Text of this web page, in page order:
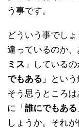
う事です。
どういう事でし
違っているのか
ミス 」している
でもある 」とい
そう思うところ
に「誰にでもある
しょうか。それ